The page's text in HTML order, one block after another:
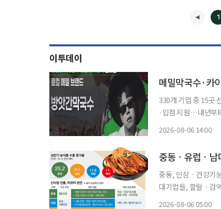
1
이투데이
메밀막국수·카
330개 기업 중 15곳
·입점 지원…내년부터 최대 1억원 사업
2026-08-06 14:00
중동, 인삼ㆍ건강기
대기업들, 할랄ㆍ검역 기준
2026-08-06 05:00